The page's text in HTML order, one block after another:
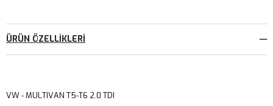
ÜRÜN ÖZELLIKLERI
VW - MULTIVAN T5-T6 2.0 TDI